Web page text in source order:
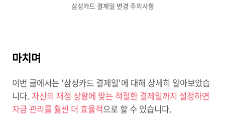
삼성카드 결제일 변경 주의사항
마치며
이번 글에서는 '삼성카드 결제일'에 대해 상세히 알아보았습
니다. 자신의 재정 상황에 맞는 적절한 결제일까지 설정하면
자금 관리를 훨씬 더 효율적으로 할 수 있습니다.